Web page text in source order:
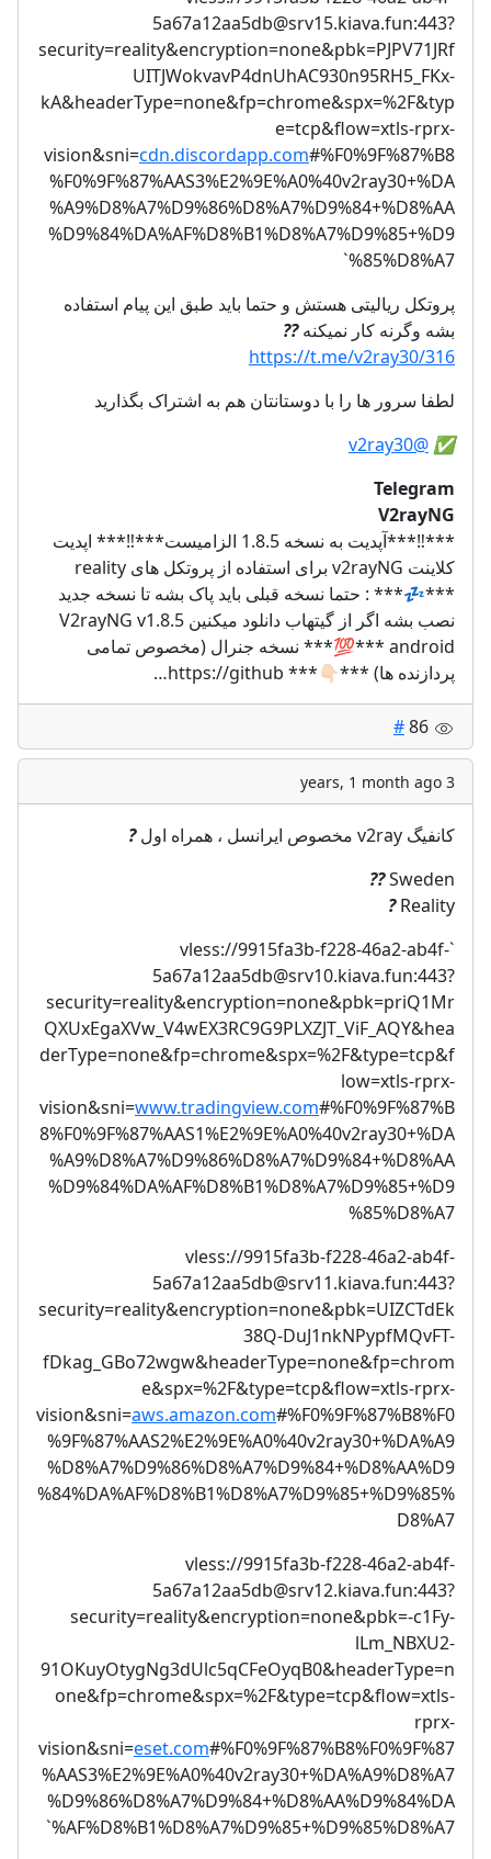
5a67a12aa5db@srv15.kiava.fun:443?
security=reality&encryption=none&pbk=PJPV71JRf
UITJWokvavP4dnUhAC930n95RH5_FKx-
kA&headerType=none&fp=chrome&spx=%2F&typ
e=tcp&flow=xtls-rprx-
vision&sni=cdn.discordapp.com#%F0%9F%87%B8
%F0%9F%87%AAS3%E2%9E%A0%40v2ray30+%DA
%A9%D8%A7%D9%86%D8%A7%D9%84+%D8%AA
%D9%84%DA%AF%D8%B1%D8%A7%D9%85+%D9
%85%D8%A7`
پروتکل ریالیتی هستش و حتما باید طبق این پیام استفاده
بشه وگرنه کار نمیکنه??
https://t.me/v2ray30/316
لطفا سرور ها را با دوستانتان هم به اشتراک بگذارید
✅️
@v2ray30
Telegram
V2rayNG
***‼️***آپدیت به نسخه 1.8.5 الزامیست***‼️*** اپدیت
کلاینت v2rayNG برای استفاده از پروتکل های reality
***💤*** : حتما نسخه قبلی باید پاک بشه تا نسخه جدید
نصب بشه اگر از گیتهاب دانلود میکنین V2rayNG v1.8.5
android ***💯*** نسخه جنرال (مخصوص تمامی
پردازنده ها) ***👇🏻*** https://github…
#
3 years, 1 month ago
کانفیگ v2ray مخصوص ایرانسل ، همراه اول
?
Sweden
??
Reality
?
`vless://
9915fa3b-f228-46a2-ab4f-
5a67a12aa5db@srv10.kiava.fun:443?
security=reality&encryption=none&pbk=priQ1Mr
QXUxEgaXVw_V4wEX3RC9G9PLXZJT_ViF_AQY&hea
derType=none&fp=chrome&spx=%2F&type=tcp&f
low=xtls-rprx-
vision&sni=www.tradingview.com#%F0%9F%87%B
8%F0%9F%87%AAS1%E2%9E%A0%40v2ray30+%DA
%A9%D8%A7%D9%86%D8%A7%D9%84+%D8%AA
%D9%84%DA%AF%D8%B1%D8%A7%D9%85+%D9
%85%D8%A7
vless://9915fa3b-f228-46a2-ab4f-
5a67a12aa5db@srv11.kiava.fun:443?
security=reality&encryption=none&pbk=UIZCTdEk
38Q-DuJ1nkNPypfMQvFT-
fDkag_GBo72wgw&headerType=none&fp=chrom
e&spx=%2F&type=tcp&flow=xtls-rprx-
vision&sni=aws.amazon.com#%F0%9F%87%B8%F0
%9F%87%AAS2%E2%9E%A0%40v2ray30+%DA%A9
%D8%A7%D9%86%D8%A7%D9%84+%D8%AA%D9
%84%DA%AF%D8%B1%D8%A7%D9%85+%D9%85%
D8%A7
vless://9915fa3b-f228-46a2-ab4f-
5a67a12aa5db@srv12.kiava.fun:443?
security=reality&encryption=none&pbk=-c1Fy-
lLm_NBXU2-
91OKuyOtygNg3dUlc5qCFeOyqB0&headerType=n
one&fp=chrome&spx=%2F&type=tcp&flow=xtls-
rprx-
vision&sni=eset.com#%F0%9F%87%B8%F0%9F%87
%AAS3%E2%9E%A0%40v2ray30+%DA%A9%D8%A7
%D9%86%D8%A7%D9%84+%D8%AA%D9%84%DA
%AF%D8%B1%D8%A7%D9%85+%D9%85%D8%A7`